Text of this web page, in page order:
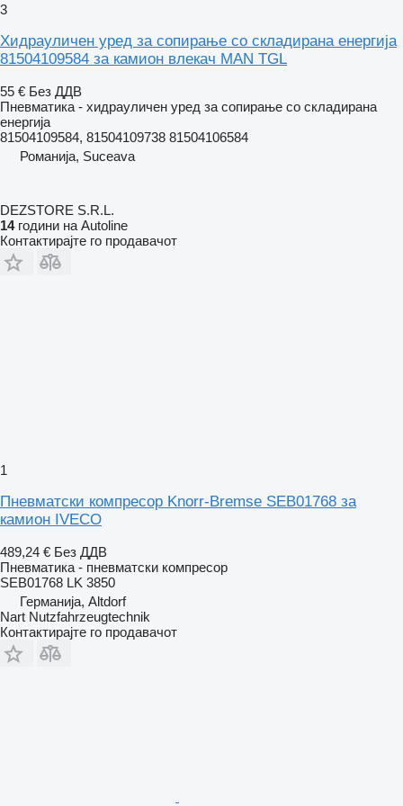
3
Хидрауличен уред за сопирање со складирана енергија
81504109584 за камион влекач MAN TGL
55 € Без ДДВ
Пневматика - хидрауличен уред за сопирање со складирана
енергија
81504109584, 81504109738 81504106584
Романија, Suceava
DEZSTORE S.R.L.
14години на Autoline
Контактирајте го продавачот
1
Пневматски компресор Knorr-Bremse SEB01768 за
камион IVECO
489,24 € Без ДДВ
Пневматика - пневматски компресор
SEB01768 LK 3850
Германија, Altdorf
Nart Nutzfahrzeugtechnik
Контактирајте го продавачот